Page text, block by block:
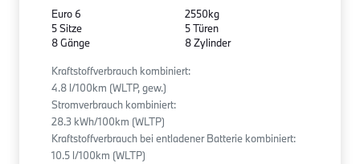
Euro 6
5 Sitze
8 Gänge
2550kg
5 Türen
8 Zylinder
Kraftstoffverbrauch kombiniert:
4.8 l/100km (WLTP, gew.)
Stromverbrauch kombiniert:
28.3 kWh/100km (WLTP)
Kraftstoffverbrauch bei entladener Batterie kombiniert:
10.5 l/100km (WLTP)